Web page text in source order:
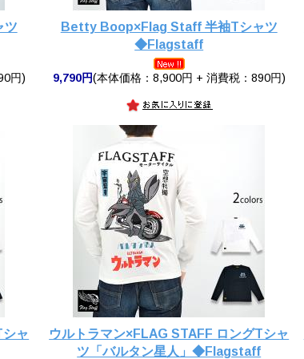
ツ
円)
Betty Boop×Flag Staff 半袖Tシャツ
◆Flagstaff
9,790円(本体価格：8,900円 + 消費税：890円)
ャ
ウルトラマン×FLAG STAFF ロングTシャ
ツ「バルタン星人」◆Flagstaff